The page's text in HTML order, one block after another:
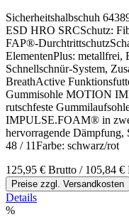
Sicherheitshalbschuh
ESD HRO SRCSchutz:
FAP®-
ElementenPlus: metallfrei,
Schnellschnür-System,
BreathActive
Gummisohle MOTION
rutschfeste
IMPULSE.FOAM® in
hervorragende
48 / 11Farbe: schwarz/rot
125,95 € Brutto / 105,84 €
Preise zzgl. Versandkosten
Details
%